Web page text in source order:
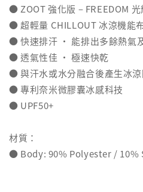
● ZOOT 強化版 – FREEDOM 光
● 超輕量 CHILLOUT 冰涼機能
● 快速排汗 ‧ 能排出多餘熱氣
● 透氣性佳 ‧ 極速快乾
● 與汗水或水分融合後產生冰
● 專利奈米微膠囊冰感科技
● UPF50+
材質：
● Body: 90% Polyester / 10%